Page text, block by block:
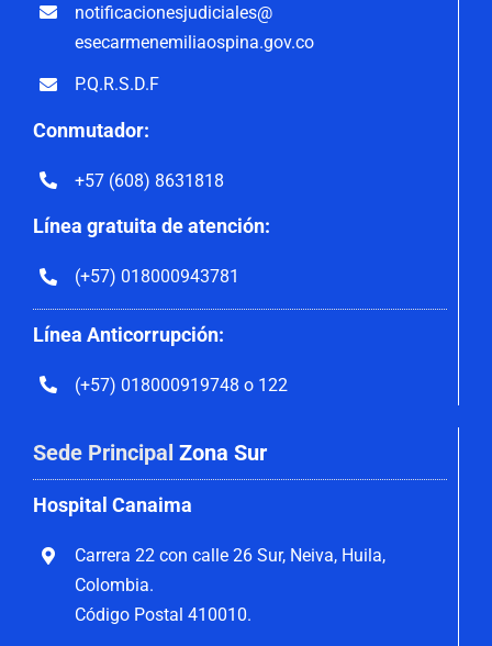
notificacionesjudiciales@
esecarmenemiliaospina.gov.co
P.Q.R.S.D.F
Conmutador:
+57 (608) 8631818
Línea gratuita de atención:
(+57) 018000943781
Línea Anticorrupción:
(+57) 018000919748 o 122
Sede Principal Zona Sur
Hospital Canaima
Carrera 22 con calle 26 Sur, Neiva, Huila,
Colombia.
Código Postal 410010.